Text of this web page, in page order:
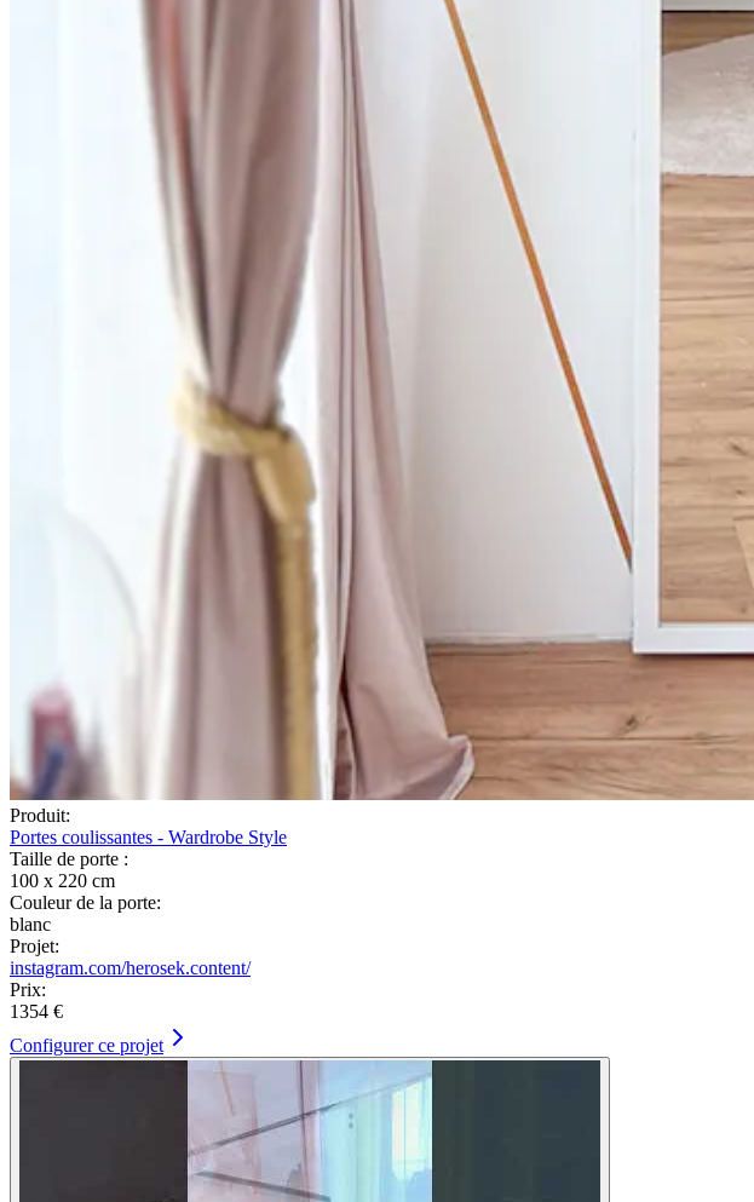
Produit:
Portes coulissantes - Wardrobe Style
Taille de porte :
100 x 220 cm
Couleur de la porte:
blanc
Projet:
instagram.com/herosek.content/
Prix:
1354 €
Configurer ce projet